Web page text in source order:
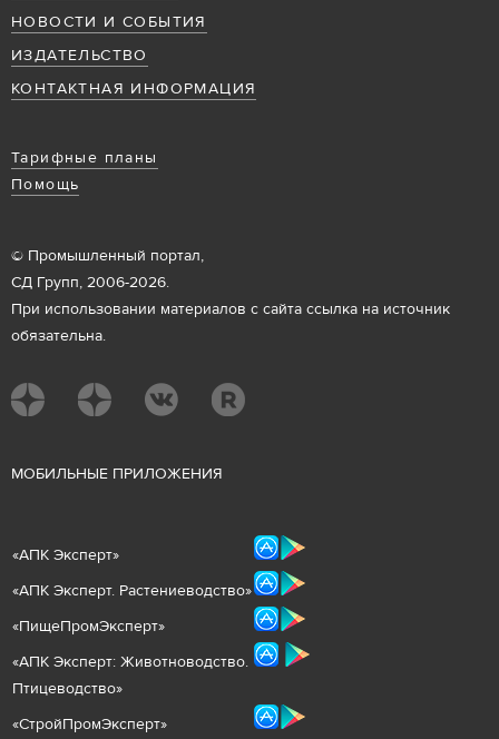
НОВОСТИ И СОБЫТИЯ
ИЗДАТЕЛЬСТВО
КОНТАКТНАЯ ИНФОРМАЦИЯ
Тарифные планы
Помощь
© Промышленный портал,
СД Групп, 2006-2026.
При использовании материалов с сайта ссылка на источник
обязательна.
МОБИЛЬНЫЕ ПРИЛОЖЕНИЯ
«АПК Эксперт»
«АПК Эксперт. Растениеводство»
«ПищеПромЭксперт»
«АПК Эксперт: Животноводство.
Птицеводство»
«СтройПромЭксперт»